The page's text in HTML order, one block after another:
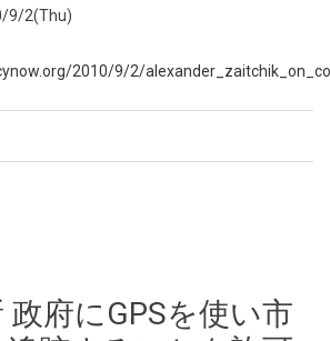
9/2(Thu)
2010/9/2/
政府にGPSを使い市